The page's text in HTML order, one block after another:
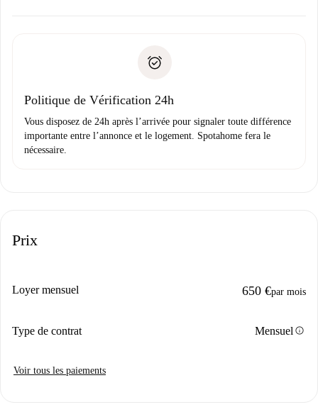
Justificatif de solvabilité
uniquement si aucun problème n'est signalé.
Politique de Vérification 24h
Vous disposez de 24h après l’arrivée pour signaler toute différence
importante entre l’annonce et le logement. Spotahome fera le
nécessaire.
Prix
Loyer mensuel 650 €par mois
Type de contrat Mensuel info
Voir tous les paiements